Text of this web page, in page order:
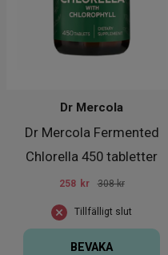
Dr Mercola Fermented
Chlorella 450 tabletter
Dr Mercola
Tillfälligt slut
258 kr 308 kr
BEVAKA